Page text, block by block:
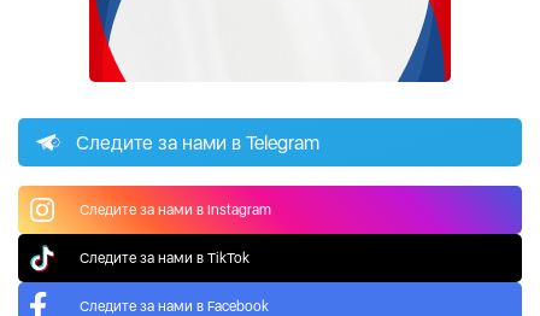
Следите за нами в Telegram
Следите за нами в Instagram
Следите за нами в TikTok
Следите за нами в Facebook